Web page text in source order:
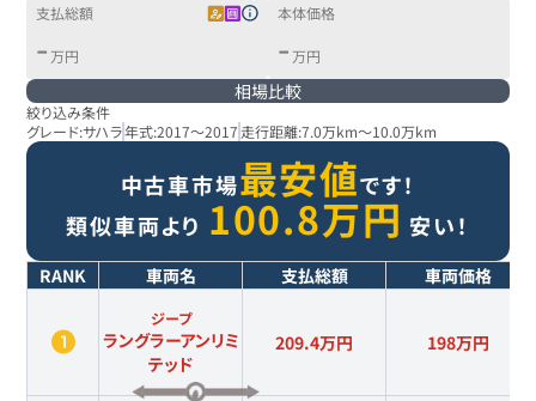
支払総額
- 万円
本体価格
- 万円
相場比較
絞り込み条件
グレード:サハラ年式:2017～2017 走行距離:7.0万km～10.0万km
中古車市場最安値です！
類似車両より 100.8万円 安い！
RANK 車両名 支払総額 車両価格
ジープ
ラングラーアンリミ
テッド
209.4万円 198万円